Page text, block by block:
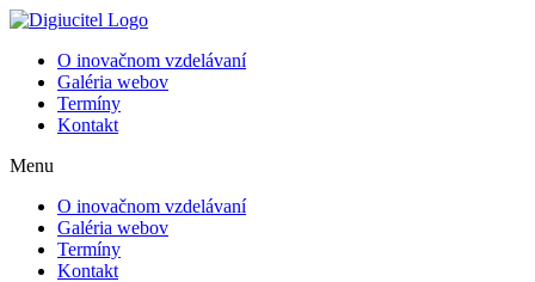
Preskočiť
obsah
O inovačnom vzdelávaní
Galéria webov
Termíny
Kontakt
Menu
O inovačnom vzdelávaní
Galéria webov
Termíny
Kontakt